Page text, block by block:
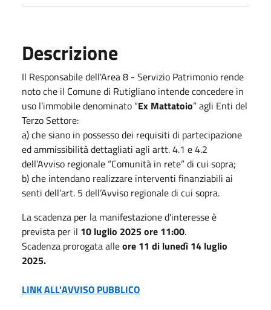
Descrizione
Il Responsabile dell'Area 8 - Servizio Patrimonio rende
noto che il Comune di Rutigliano intende concedere in
uso l’immobile denominato “Ex Mattatoio” agli Enti del
Terzo Settore:
a) che siano in possesso dei requisiti di partecipazione
ed ammissibilità dettagliati agli artt. 4.1 e 4.2
dell’Avviso regionale “Comunità in rete” di cui sopra;
b) che intendano realizzare interventi finanziabili ai
senti dell’art. 5 dell’Avviso regionale di cui sopra.
La scadenza per la manifestazione d'interesse è
prevista per il 10 luglio 2025 ore 11:00.
Scadenza prorogata alleore 11 di lunedì 14 luglio
2025.
LINK ALL'AVVISO PUBBLICO